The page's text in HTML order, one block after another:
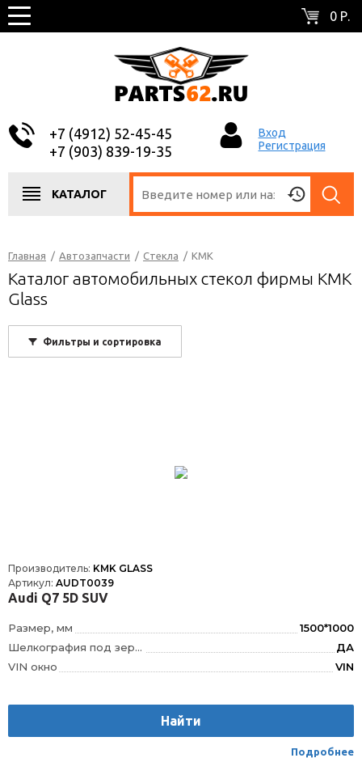
0 Р.
+7 (4912) 52-45-45
+7 (903) 839-19-35
Вход
Регистрация
КАТАЛОГ
Главная / Автозапчасти / Стекла / KMK
Каталог автомобильных стекол фирмы KMK
Glass
Фильтры и сортировка
Производитель: KMK GLASS
Артикул: AUDT0039
Audi Q7 5D SUV
Размер, мм
1500*1000
Шелкография под зеркало заднего вида
ДА
VIN окно
VIN
Датчик дождя
ДД
Найти
Подробнее